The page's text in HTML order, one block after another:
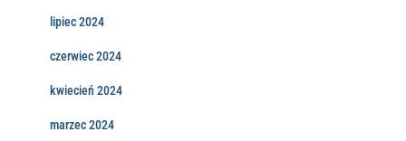
lipiec 2024
czerwiec 2024
kwiecień 2024
marzec 2024